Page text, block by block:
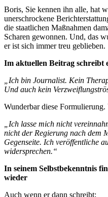
Boris, Sie kennen ihn alle, hat
unerschrockene
die staatlichen Maßnahmen
Scharen gewonnen. Und, das
er ist sich immer treu geblieben.
Im aktuellen Beitrag schreibt
„Ich bin Journalist. Kein
Und auch kein
Wunderbar diese Formulierung.
„Ich lasse mich nicht
nicht der Regierung nach dem
Gegenseite. Ich veröffentliche
widersprechen.“
In seinem Selbstbekenntnis
wieder
Auch wenn er dann schreibt: